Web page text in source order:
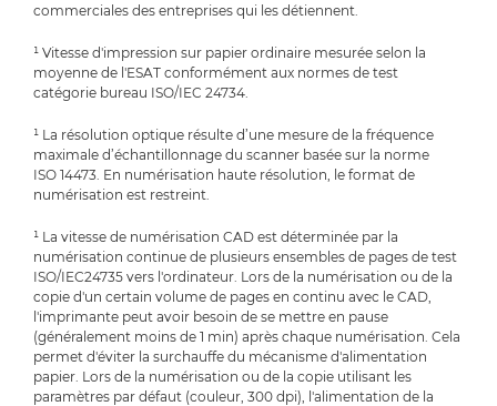
commerciales des entreprises qui les détiennent.
¹ Vitesse d'impression sur papier ordinaire mesurée selon la
moyenne de l'ESAT conformément aux normes de test
catégorie bureau ISO/IEC 24734.
¹ La résolution optique résulte d’une mesure de la fréquence
maximale d’échantillonnage du scanner basée sur la norme
ISO 14473. En numérisation haute résolution, le format de
numérisation est restreint.
¹ La vitesse de numérisation CAD est déterminée par la
numérisation continue de plusieurs ensembles de pages de test
ISO/IEC24735 vers l'ordinateur. Lors de la numérisation ou de la
copie d'un certain volume de pages en continu avec le CAD,
l'imprimante peut avoir besoin de se mettre en pause
(généralement moins de 1 min) après chaque numérisation. Cela
permet d'éviter la surchauffe du mécanisme d'alimentation
papier. Lors de la numérisation ou de la copie utilisant les
paramètres par défaut (couleur, 300 dpi), l'alimentation de la